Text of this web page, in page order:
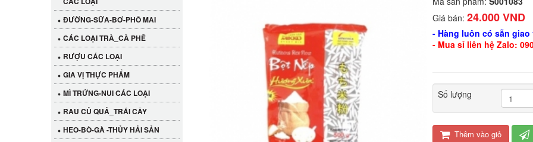
Giá bán: 24.000 VND
- Hàng luôn có sẵn
- Mua sỉ liên hệ Zalo:
Số lượng
Thêm vào giỏ
ĐƯỜNG-SỮA-BƠ-PHÔ MAI
CÁC LOẠI TRÀ_CÀ PHÊ
RƯỢU CÁC LOẠI
GIA VỊ THỰC PHẨM
MÌ TRỨNG-NUI CÁC LOẠI
RAU CỦ QUẢ_TRÁI CÂY
HEO-BÒ-GÀ -THỦY HẢI SẢN